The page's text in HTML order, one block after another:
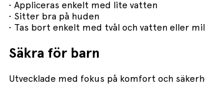
• Appliceras enkelt med lite vatten
• Sitter bra på huden
• Tas bort enkelt med tvål och vatten eller
Säkra för barn
Utvecklade med fokus på komfort och